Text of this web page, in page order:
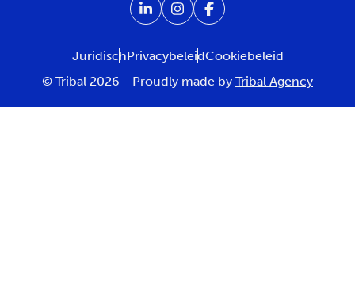
JuridischPrivacybeleidCookiebeleid
© Tribal 2026 - Proudly made by Tribal Agency